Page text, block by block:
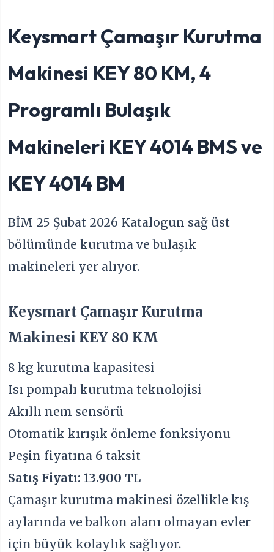
Keysmart Çamaşır Kurutma
Makinesi KEY 80 KM, 4
Programlı Bulaşık
Makineleri KEY 4014 BMS ve
KEY 4014 BM
BİM 25 Şubat 2026 Katalogun sağ üst
bölümünde kurutma ve bulaşık
makineleri yer alıyor.
Keysmart Çamaşır Kurutma
Makinesi KEY 80 KM
8 kg kurutma kapasitesi
Isı pompalı kurutma teknolojisi
Akıllı nem sensörü
Otomatik kırışık önleme fonksiyonu
Peşin fiyatına 6 taksit
Satış Fiyatı: 13.900 TL
Çamaşır kurutma makinesi özellikle kış
aylarında ve balkon alanı olmayan evler
için büyük kolaylık sağlıyor.